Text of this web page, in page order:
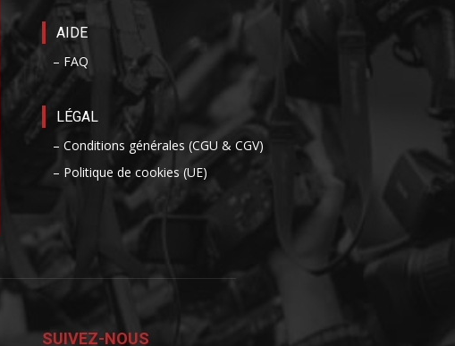
AIDE
– FAQ
LÉGAL
– Conditions générales (CGU & CGV)
– Politique de cookies (UE)
SUIVEZ-NOUS